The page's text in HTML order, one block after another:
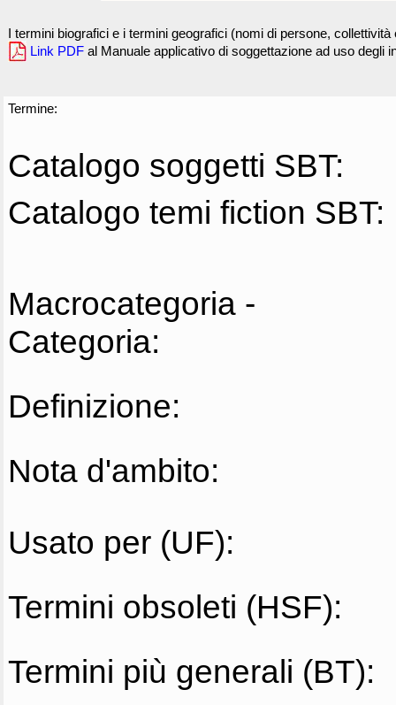
I termini biografici e i termini geografici (nomi di persone,
Link PDF al Manuale applicativo di soggettazione ad uso degli
Termine:
Catalogo soggetti SBT:
Catalogo temi fiction SBT:
Macrocategoria -
Categoria:
Definizione:
Nota d'ambito:
Usato per (UF):
Termini obsoleti (HSF):
Termini più generali (BT):